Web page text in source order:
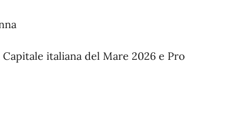
italiana del Mare 2026 e Pro